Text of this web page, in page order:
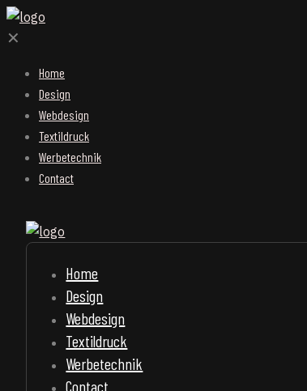
✕
Home
Design
Webdesign
Textildruck
Werbetechnik
Contact
Home
Design
Webdesign
Textildruck
Werbetechnik
Contact